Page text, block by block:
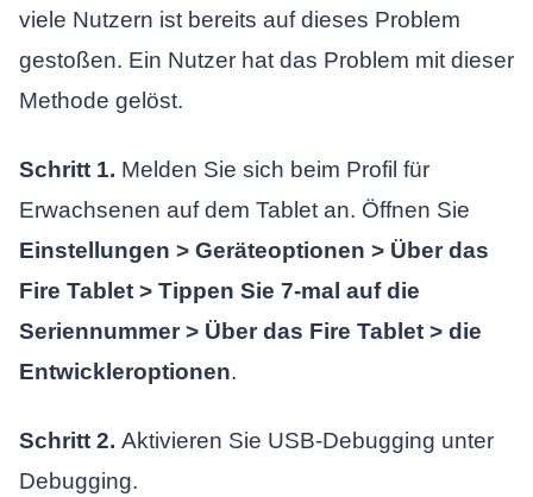
viele Nutzern ist bereits auf dieses Problem
gestoßen. Ein Nutzer hat das Problem mit dieser
Methode gelöst.
Schritt 1. Melden Sie sich beim Profil für
Erwachsenen auf dem Tablet an. Öffnen Sie
Einstellungen > Geräteoptionen > Über das
Fire Tablet > Tippen Sie 7-mal auf die
Seriennummer > Über das Fire Tablet > die
Entwickleroptionen.
Schritt 2. Aktivieren Sie USB-Debugging unter
Debugging.